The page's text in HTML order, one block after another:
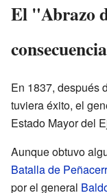
El "Abrazo
En 1837, después
tuviera éxito, el
Estado Mayor del
Aunque obtuvo
Batalla de
por el general